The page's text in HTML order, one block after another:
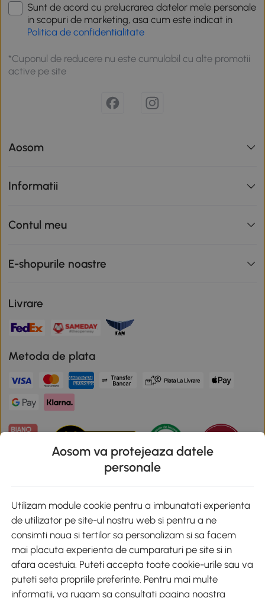
Sunt de acord cu prelucrarea datelor mele personale
in scopuri de marketing, asa cum este indicat in
Politica de confidentialitate
*Cuponul de reducere nu este cumulabil cu alte promotii
active pe site
Aosom
Informatii
Contul meu
E-shopurile noastre
Livrare
Metoda de plata
Descarca aplicatia Aosom
Google Play
+40 312294730 clienti@aosom.ro
Aosom va protejeaza datele
personale
Utilizam module cookie pentru a imbunatati experienta
de utilizator pe site-ul nostru web si pentru a ne
consimti noua si tertilor sa personalizam si sa facem
mai placuta experienta de cumparaturi pe site si in
afara acestuia. Puteti accepta toate cookie-urile sau va
puteti seta propriile preferinte. Pentru mai multe
informatii, va rugam sa consultati pagina noastra